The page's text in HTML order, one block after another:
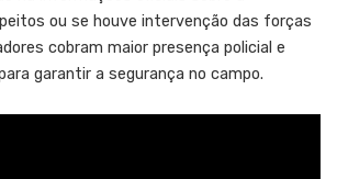
ou se houve intervenção das forças
cobram maior presença policial e
garantir a segurança no campo.